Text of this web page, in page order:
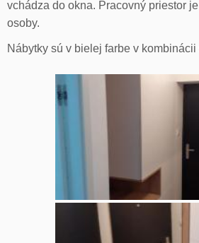
vchádza do okna. Pracovný priestor
osoby.
Nábytky sú v bielej farbe v